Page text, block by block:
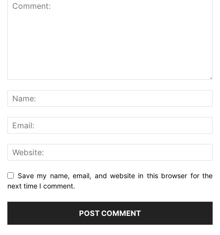
Save my name, email, and website in this browser for the
next time I comment.